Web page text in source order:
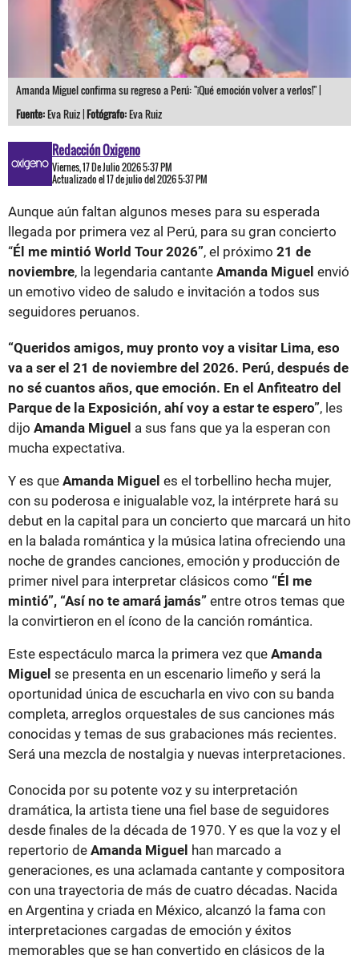
Amanda Miguel confirma su regreso a Perú: "¡Qué emoción volver a verlos!" |
Fuente:Eva Ruiz |Fotógrafo:Eva Ruiz
Redacción Oxigeno
Viernes, 17 De Julio 2026 5:37 PM
Actualizado el 17 de julio del 2026 5:37 PM
Aunque aún faltan algunos meses para su esperada
llegada por primera vez al Perú, para su gran concierto
“Él me mintió World Tour 2026”, el próximo 21 de
noviembre, la legendaria cantante Amanda Miguel envió
un emotivo video de saludo e invitación a todos sus
seguidores peruanos.
“Queridos amigos, muy pronto voy a visitar Lima, eso
va a ser el 21 de noviembre del 2026. Perú, después de
no sé cuantos años, que emoción. En el Anfiteatro del
Parque de la Exposición, ahí voy a estar te espero”, les
dijo Amanda Miguel a sus fans que ya la esperan con
mucha expectativa.
Y es que Amanda Miguel es el torbellino hecha mujer,
con su poderosa e inigualable voz, la intérprete hará su
debut en la capital para un concierto que marcará un hito
en la balada romántica y la música latina ofreciendo una
noche de grandes canciones, emoción y producción de
primer nivel para interpretar clásicos como “Él me
mintió”, “Así no te amará jamás” entre otros temas que
la convirtieron en el ícono de la canción romántica.
Este espectáculo marca la primera vez que Amanda
Miguel se presenta en un escenario limeño y será la
oportunidad única de escucharla en vivo con su banda
completa, arreglos orquestales de sus canciones más
conocidas y temas de sus grabaciones más recientes.
Será una mezcla de nostalgia y nuevas interpretaciones.
Conocida por su potente voz y su interpretación
dramática, la artista tiene una fiel base de seguidores
desde finales de la década de 1970. Y es que la voz y el
repertorio de Amanda Miguel han marcado a
generaciones, es una aclamada cantante y compositora
con una trayectoria de más de cuatro décadas. Nacida
en Argentina y criada en México, alcanzó la fama con
interpretaciones cargadas de emoción y éxitos
memorables que se han convertido en clásicos de la